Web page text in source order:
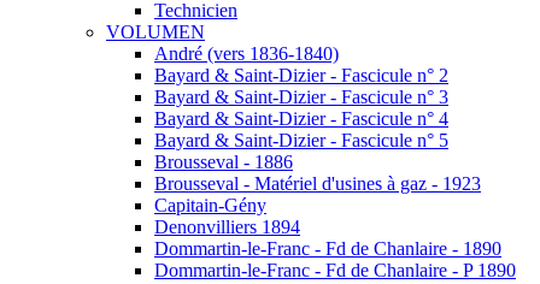
Technicien
VOLUMEN
André (vers 1836-1840)
Bayard & Saint-Dizier - Fascicule n° 2
Bayard & Saint-Dizier - Fascicule n° 3
Bayard & Saint-Dizier - Fascicule n° 4
Bayard & Saint-Dizier - Fascicule n° 5
Brousseval - 1886
Brousseval - Matériel d'usines à gaz - 1923
Capitain-Gény
Denonvilliers 1894
Dommartin-le-Franc - Fd de Chanlaire - 1890
Dommartin-le-Franc - Fd de Chanlaire - P 1890